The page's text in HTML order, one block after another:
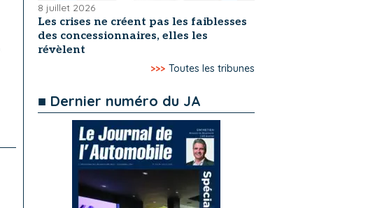
8 juillet 2026
Les crises ne créent pas les faiblesses
des concessionnaires, elles les
révèlent
>>> Toutes les tribunes
■ Dernier numéro du JA